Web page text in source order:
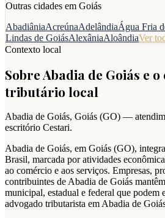
Outras cidades em Goiás
AbadiâniaAcreúnaAdelândiaÁgua Fria
Lindas de GoiásAlexâniaAloândiaVer
Contexto local
SobreAbadia de Goiás e
tributário local
Abadia de Goiás, Goiás (GO) —
escritório Cestari.
Abadia de Goiás, em Goiás (GO),
Brasil, marcada por atividades
ao comércio e aos serviços. Empresas,
contribuintes de Abadia de Goiás
municipal, estadual e federal que podem
advogado tributarista em Abadia de